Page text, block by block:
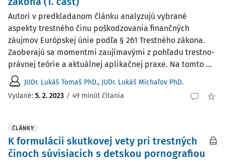
Autori v predkladanom článku analyzujú vybrané
aspekty trestného činu poškodzovania finančných
záujmov Európskej únie podľa § 261 Trestného zákona.
Zaoberajú sa momentmi zaujímavými z pohľadu trestno-
právnej teórie a aktuálnej aplikačnej praxe. Na tomto ...
JUDr. Lukáš Tomaš PhD., JUDr. Lukáš Michaľov PhD.
Vydané: 5. 2. 2023 / 49 minút čítania
ČLÁNKY
K formulácii skutkovej vety pri trestných
činoch súvisiacich s detskou pornografiou